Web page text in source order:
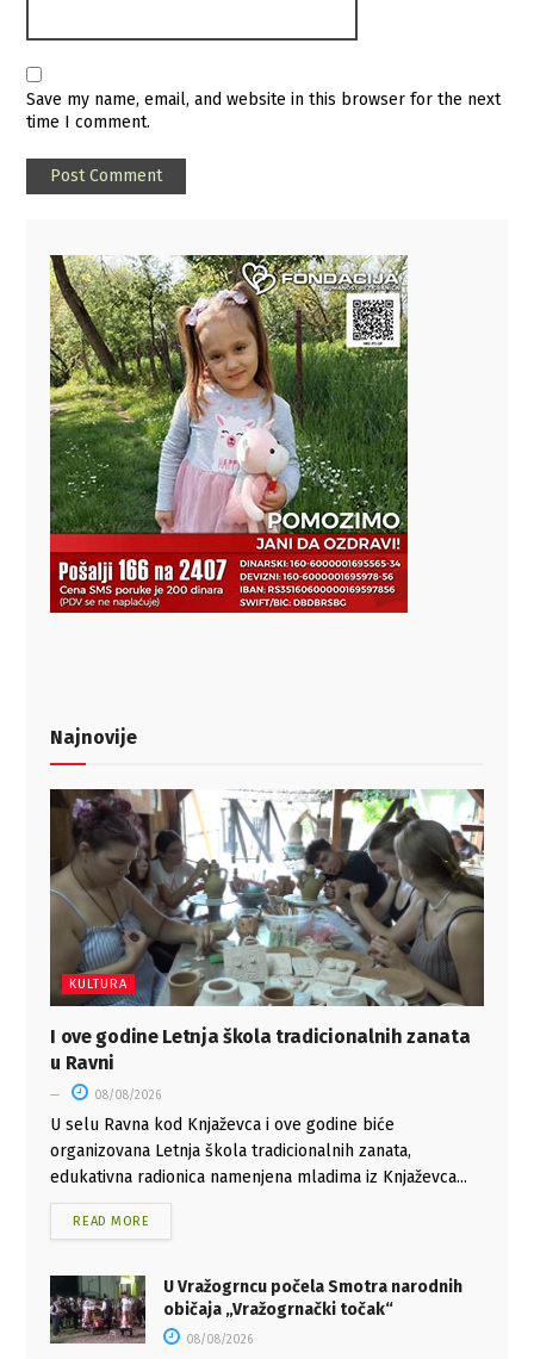
Save my name, email, and website in this browser for the next
time I comment.
Najnovije
KULTURA
I ove godine Letnja škola tradicionalnih zanata
u Ravni
08/08/2026
U selu Ravna kod Knjaževca i ove godine biće
organizovana Letnja škola tradicionalnih zanata,
edukativna radionica namenjena mladima iz Knjaževca...
READ MORE
U Vražogrncu počela Smotra narodnih
običaja „Vražogrnački točak“
08/08/2026